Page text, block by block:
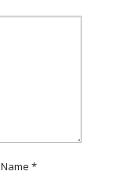
Name *